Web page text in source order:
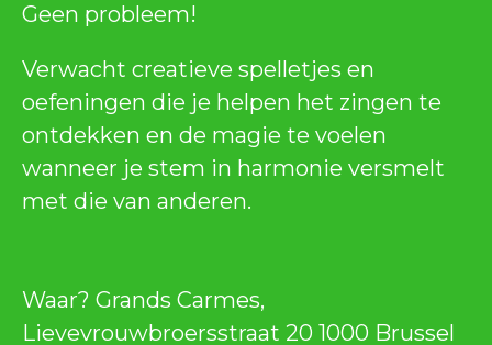
Geen probleem!
Verwacht creatieve spelletjes en
oefeningen die je helpen het zingen te
ontdekken en de magie te voelen
wanneer je stem in harmonie versmelt
met die van anderen.
Waar? Grands Carmes,
Lievevrouwbroersstraat 20 1000 Brussel